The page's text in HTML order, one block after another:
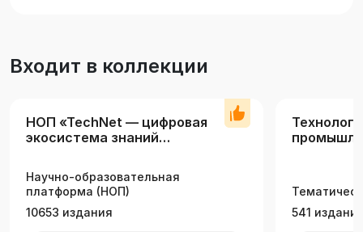
Входит в коллекции
НОП «TechNet — цифровая
экосистема знаний
Научно-образовательная
платформа (НОП)
10653 издания
541